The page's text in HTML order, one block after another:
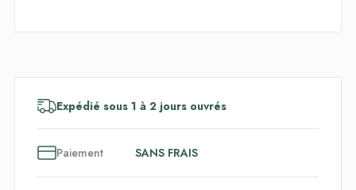
Expédié sous 1 à 2 jours ouvrés
Paiement SANS FRAIS